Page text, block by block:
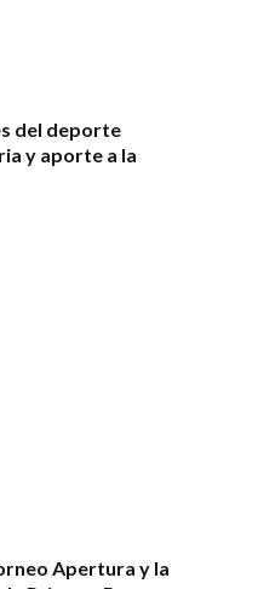
del deporte
y aporte a la
Apertura y la